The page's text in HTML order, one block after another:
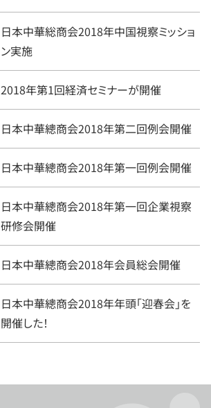
日本中華総商会2018年中国視察ミッショ
ン実施
2018年第1回経済セミナーが開催
日本中華總商会2018年第二回例会開催
日本中華總商会2018年第一回例会開催
日本中華總商会2018年第一回企業視察
研修会開催
日本中華總商会2018年会員総会開催
日本中華總商会2018年年頭「迎春会」を
開催した！